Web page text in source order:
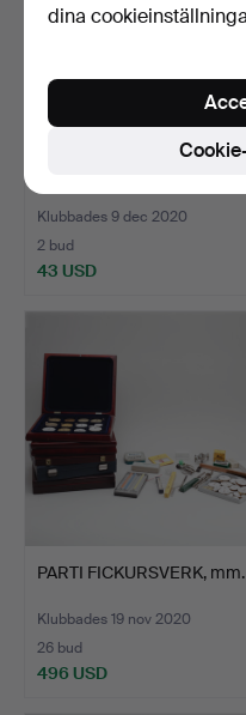
Klubbades 9 dec 2020
2 bud
43 USD
PARTI FICKURSVERK, mm.
Klubbades 19 nov 2020
26 bud
496 USD
dina